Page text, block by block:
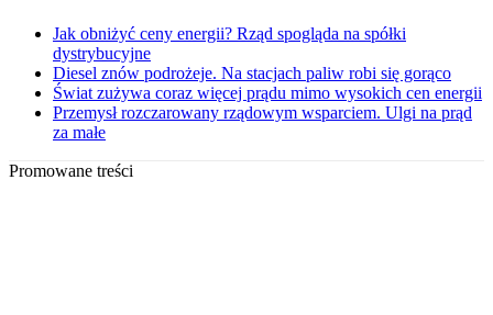
Jak obniżyć ceny energii? Rząd spogląda na spółki
dystrybucyjne
Diesel znów podrożeje. Na stacjach paliw robi się gorąco
Świat zużywa coraz więcej prądu mimo wysokich cen energii
Przemysł rozczarowany rządowym wsparciem. Ulgi na prąd
za małe
Promowane treści